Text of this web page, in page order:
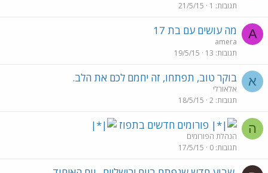
תגובות 1
21/5/15
A מה עושים עם בת 17
amera
תגובות 13
19/5/15
א בוקר טוב, תפתחו, זה יחמם לכם את הלב.
אלאורלי
תגובות 2
18/5/15
ה פורומים חדשים בתפוז
הנהלת הפורומים
תגובות 0
17/5/15